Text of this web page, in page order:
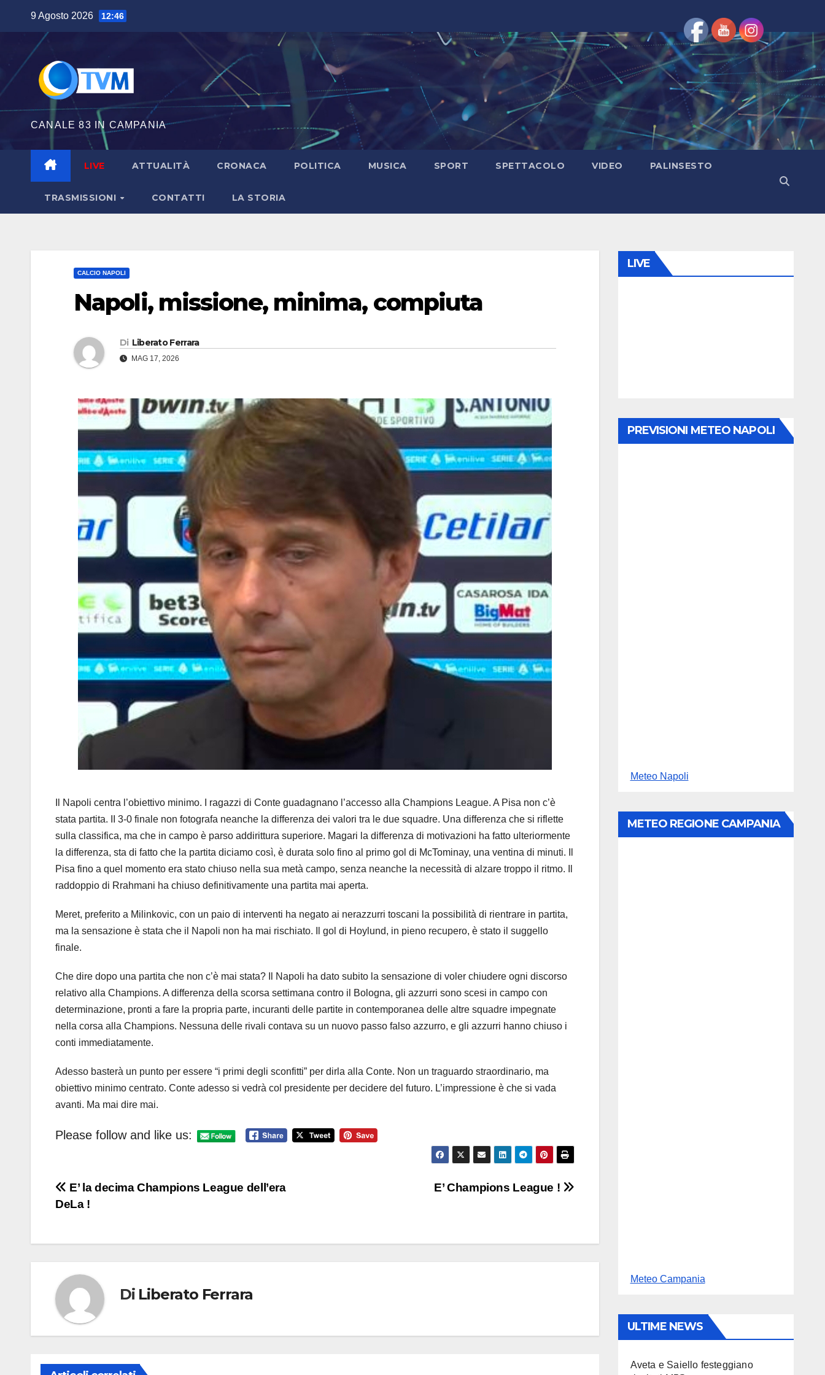
contenuto
9 Agosto 2026 12:46
CANALE 83 IN CAMPANIA
LIVE ATTUALITÀ CRONACA POLITICA MUSICA SPORT SPETTACOLO VIDEO PALINSESTO
TRASMISSIONI CONTATTI LA STORIA
CALCIO NAPOLI
Napoli, missione, minima, compiuta
Di Liberato Ferrara
MAG 17, 2026
Il Napoli centra l’obiettivo minimo. I ragazzi di Conte guadagnano l’accesso alla Champions League. A Pisa non c’è
stata partita. II 3-0 finale non fotografa neanche la differenza dei valori tra le due squadre. Una differenza che si riflette
sulla classifica, ma che in campo è parso addirittura superiore. Magari la differenza di motivazioni ha fatto ulteriormente
la differenza, sta di fatto che la partita diciamo così, è durata solo fino al primo gol di McTominay, una ventina di minuti. Il
Pisa fino a quel momento era stato chiuso nella sua metà campo, senza neanche la necessità di alzare troppo il ritmo. Il
raddoppio di Rrahmani ha chiuso definitivamente una partita mai aperta.
Meret, preferito a Milinkovic, con un paio di interventi ha negato ai nerazzurri toscani la possibilità di rientrare in partita,
ma la sensazione è stata che il Napoli non ha mai rischiato. Il gol di Hoylund, in pieno recupero, è stato il suggello
finale.
Che dire dopo una partita che non c’è mai stata? Il Napoli ha dato subito la sensazione di voler chiudere ogni discorso
relativo alla Champions. A differenza della scorsa settimana contro il Bologna, gli azzurri sono scesi in campo con
determinazione, pronti a fare la propria parte, incuranti delle partite in contemporanea delle altre squadre impegnate
nella corsa alla Champions. Nessuna delle rivali contava su un nuovo passo falso azzurro, e gli azzurri hanno chiuso i
conti immediatamente.
Adesso basterà un punto per essere “i primi degli sconfitti” per dirla alla Conte. Non un traguardo straordinario, ma
obiettivo minimo centrato. Conte adesso si vedrà col presidente per decidere del futuro. L’impressione è che si vada
avanti. Ma mai dire mai.
Please follow and like us:
Navigazione
E’ Champions League !
E’ la decima Champions League dell’era
DeLa !
Di Liberato Ferrara
LIVE
PREVISIONI METEO NAPOLI
Meteo Napoli
METEO REGIONE CAMPANIA
Meteo Campania
ULTIME NEWS
Aveta e Saiello festeggiano